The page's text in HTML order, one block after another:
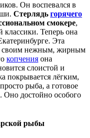
Он воспевался в
Стерлядь горячего
смокере,
классики. Теперь она
Эта
своим нежным, жирным
копчения она
слоистой и
покрывается лёгким,
рыба, а готовое
Оно достойно особого
рыбы